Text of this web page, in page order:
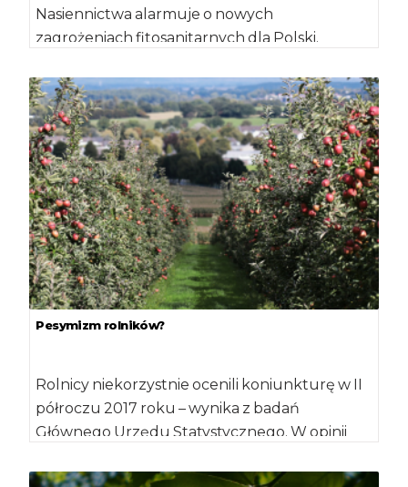
Nasiennictwa alarmuje o nowych
zagrożeniach fitosanitarnych dla Polski.
bakterii Xanthomonas […]
Pesymizm rolników?
Rolnicy niekorzystnie ocenili koniunkturę w II
półroczu 2017 roku – wynika z badań
Głównego Urzędu Statystycznego. W opinii